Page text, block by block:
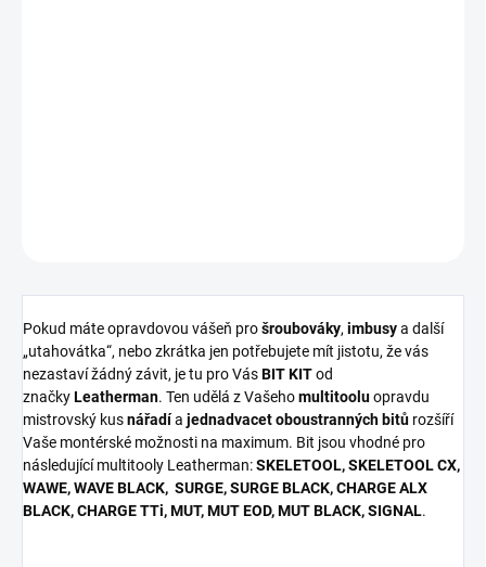
Pokud máte opravdovou vášeň prošroubováky, imbusya další
„utahovátka“, nebo zkrátka jen potřebujete mít jistotu, že vás
nezastaví žádný závit, je tu pro VásBIT KITod
značkyLeatherman. Ten udělá z Vašehomultitooluopravdu
mistrovský kusnářadía jednadvacet oboustranných bitů rozšíří
Vaše montérské možnosti na maximum. Bit jsou vhodné pro
následující multitooly Leatherman:SKELETOOL, SKELETOOL CX,
WAWE, WAVE BLACK, SURGE, SURGE BLACK, CHARGE ALX
BLACK, CHARGE TTi, MUT, MUT EOD, MUT BLACK, SIGNAL.